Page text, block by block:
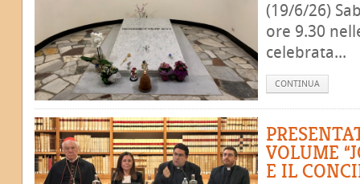
(19/6/26)
ore 9.30
celebrata...
CONTINUA
VOLUME
E IL